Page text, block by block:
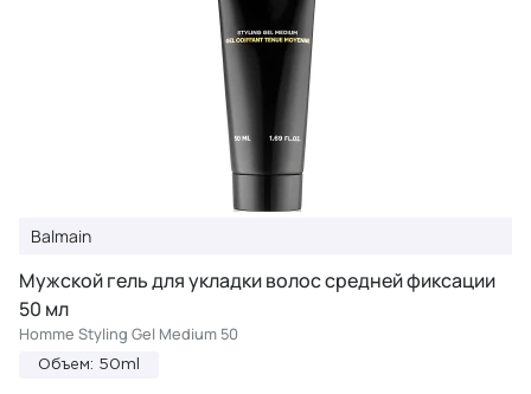
Balmain
Мужской гель для укладки волос средней фиксации
50 мл
Homme Styling Gel Medium 50
Объем: 50ml